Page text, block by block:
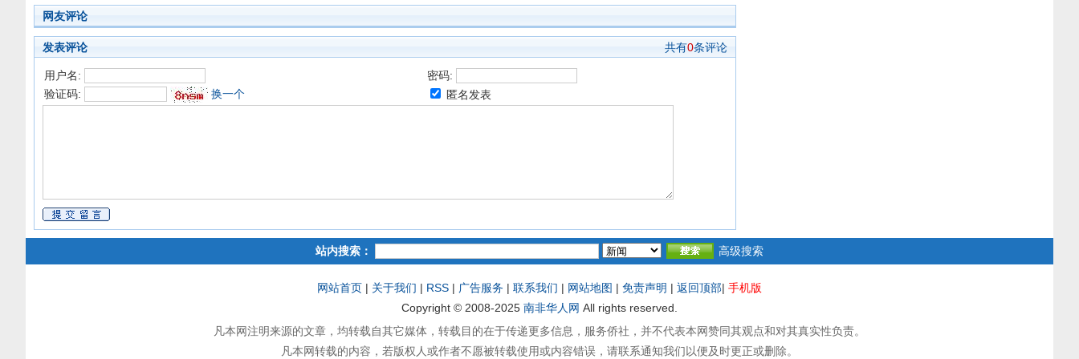
网友评论
发表评论 共有0条评论
用户名:
密码:
验证码:
换一个 匿名发表
站内搜索： 高级搜索
网站首页 | 关于我们 | RSS | 广告服务 | 联系我们 | 网站地图 | 免责声明 | 返回顶部| 手机版
Copyright © 2008-2025 南非华人网 All rights reserved.
凡本网注明来源的文章，均转载自其它媒体，转载目的在于传递更多信息，服务侨社，并不代表本网赞同其观点和对其真实性负责。
凡本网转载的内容，若版权人或作者不愿被转载使用或内容错误，请联系通知我们以便及时更正或删除。